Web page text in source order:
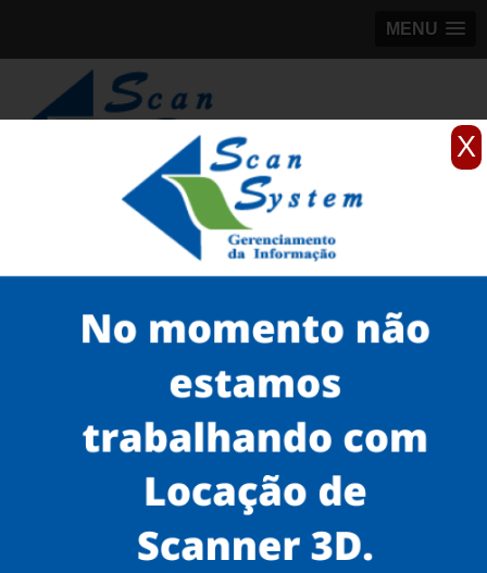
X
MENU
98184-5245
Scanner para grandes formatos
scanner para grande formato
quanto custa scanner de engenharia em Alphaville
Serviços
Scanner de Documentos